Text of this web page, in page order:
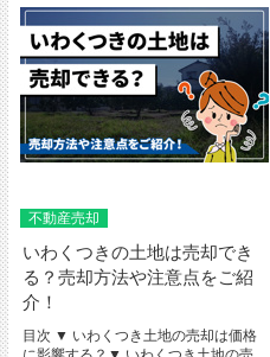
不動産売却
いわくつきの土地は売却でき
る？売却方法や注意点をご紹
介！
目次 ▼ いわくつき土地の売却は価格